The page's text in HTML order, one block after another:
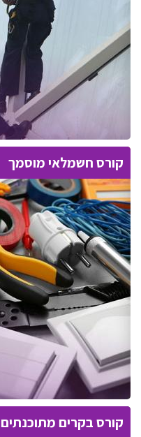
קורס חשמלאי מוסמך
קורס בקרים מתוכנתים